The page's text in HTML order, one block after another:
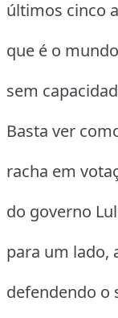
últimos cinco
que é o
sem
Basta ver
racha em
do governo
para um lado,
defendendo o